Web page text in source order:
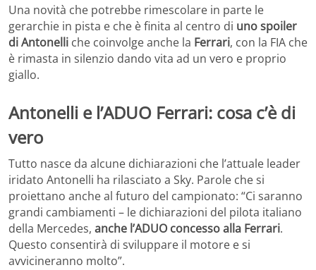
Una novità che potrebbe rimescolare in parte le
gerarchie in pista e che è finita al centro di uno spoiler
di Antonelli che coinvolge anche la Ferrari, con la FIA che
è rimasta in silenzio dando vita ad un vero e proprio
giallo.
Antonelli e l’ADUO Ferrari: cosa c’è di
vero
Tutto nasce da alcune dichiarazioni che l’attuale leader
iridato Antonelli ha rilasciato a Sky. Parole che si
proiettano anche al futuro del campionato: “Ci saranno
grandi cambiamenti – le dichiarazioni del pilota italiano
della Mercedes, anche l’ADUO concesso alla Ferrari.
Questo consentirà di sviluppare il motore e si
avvicineranno molto”.